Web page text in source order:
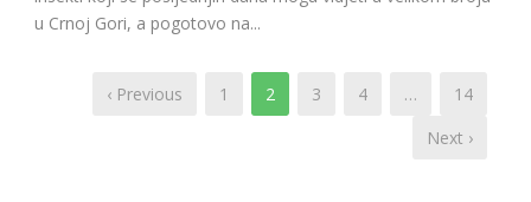
u Crnoj Gori, a pogotovo na...
‹ Previous 1 2 3 4 …
14
Next ›